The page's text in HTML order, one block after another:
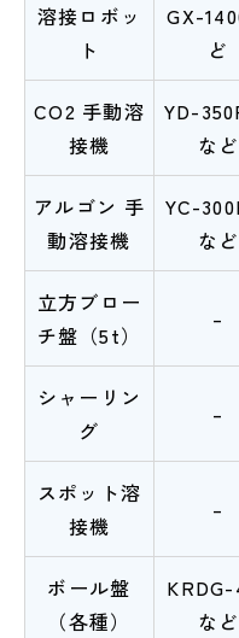
溶接ロボッ
ト
GX-
ど
CO2 手動溶
接機
YD-
など
アルゴン 手
動溶接機
YC-
など
立方ブロー
チ盤（5t）
–
シャーリン
グ
–
スポット溶
接機
–
ボール盤
（各種）
など